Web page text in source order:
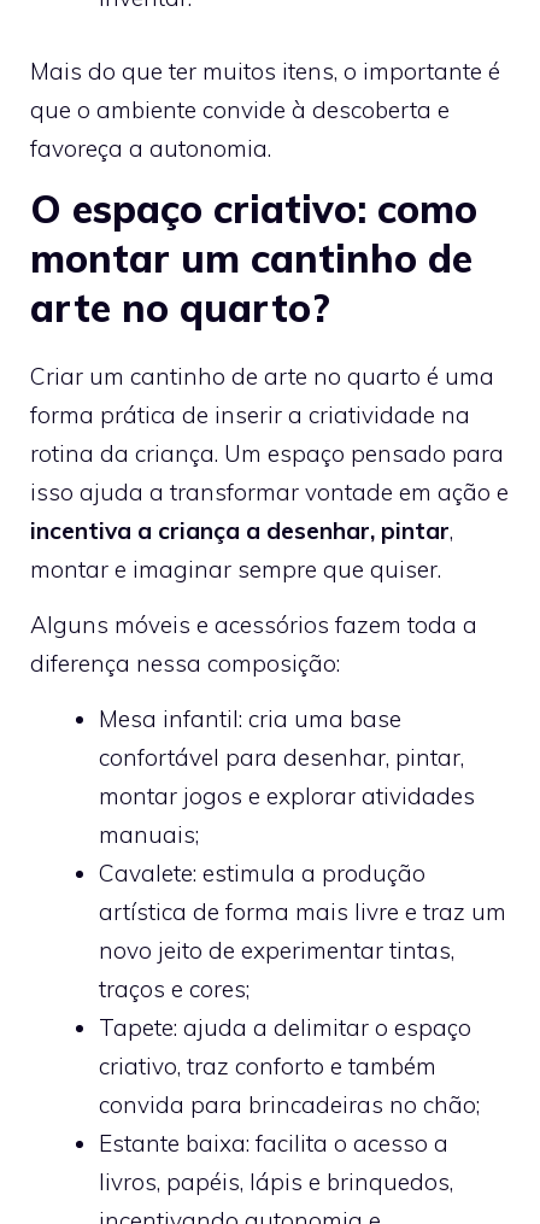
Mais do que ter muitos itens, o importante é
que o ambiente convide à descoberta e
favoreça a autonomia.
O espaço criativo: como
montar um cantinho de
arte no quarto?
Criar um cantinho de arte no quarto é uma
forma prática de inserir a criatividade na
rotina da criança. Um espaço pensado para
isso ajuda a transformar vontade em ação e
incentiva a criança a desenhar, pintar,
montar e imaginar sempre que quiser.
Alguns móveis e acessórios fazem toda a
diferença nessa composição:
Mesa infantil: cria uma base
confortável para desenhar, pintar,
montar jogos e explorar atividades
manuais;
Cavalete: estimula a produção
artística de forma mais livre e traz um
novo jeito de experimentar tintas,
traços e cores;
Tapete: ajuda a delimitar o espaço
criativo, traz conforto e também
convida para brincadeiras no chão;
Estante baixa: facilita o acesso a
livros, papéis, lápis e brinquedos,